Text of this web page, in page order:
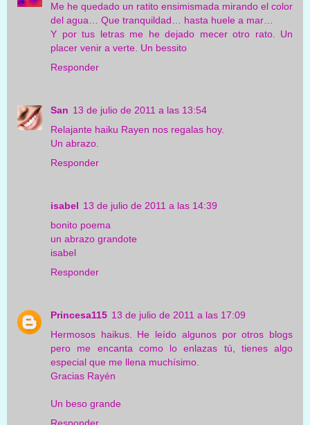
Me he quedado un ratito ensimismada mirando el color
del agua… Que tranquildad… hasta huele a mar…
Y por tus letras me he dejado mecer otro rato. Un
placer venir a verte. Un bessito
Responder
San 13 de julio de 2011 a las 13:54
Relajante haiku Rayen nos regalas hoy.
Un abrazo.
Responder
isabel 13 de julio de 2011 a las 14:39
bonito poema
un abrazo grandote
isabel
Responder
Princesa115 13 de julio de 2011 a las 17:09
Hermosos haikus. He leído algunos por otros blogs
pero me encanta como lo enlazas tú, tienes algo
especial que me llena muchísimo.
Gracias Rayén
Un beso grande